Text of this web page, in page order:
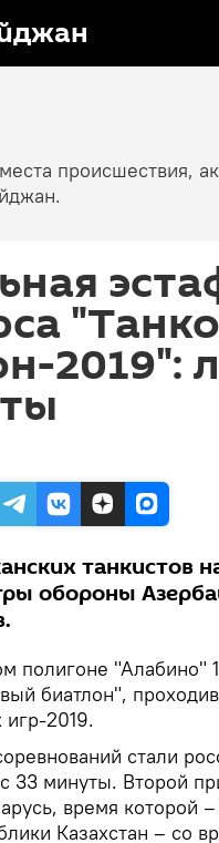
происшествия,
2019":
танкистов
обороны
полигоне "Алабино"
биатлон",
2019.
стали
33 минуты. Второй
время которой –
Казахстан – со